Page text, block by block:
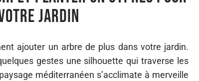
jardin
ajouter un arbre de plus dans votre jardin.
gestes une silhouette qui traverse les
méditerranéen s’acclimate à merveille